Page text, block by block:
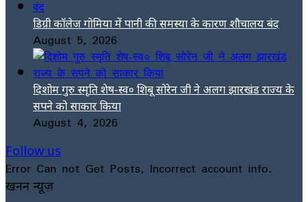
डिग्री कॉलेज गोमिया में पानी की समस्या के कारण शौचालय बंद
August 5, 2026
दिशोम गुरु स्मृति शेष-स्व० शिबू सोरेन जी ने अलग झारखंड राज्य के
सपने को साकार किया
August 4, 2026
Follow us
Error Can not Get Posts, Incorrect account info.
खनन न्यूज़